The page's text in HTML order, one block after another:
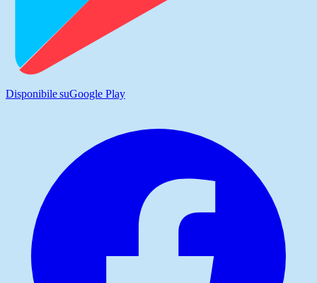
Disponibile suGoogle Play